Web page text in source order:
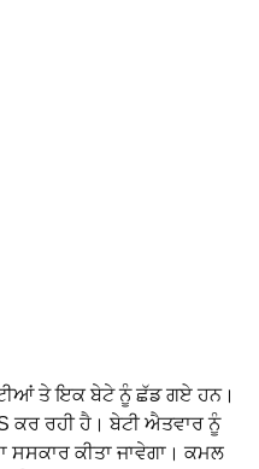
ਤੇ ਇਕ ਬੇਟੇ ਨੂੰ ਛੱਡ ਗਏ ਹਨ।
ਕਰ ਰਹੀ ਹੈ। ਬੇਟੀ ਐਤਵਾਰ ਨੂੰ
ਸਸਕਾਰ ਕੀਤਾ ਜਾਵੇਗਾ। ਕਮਲ